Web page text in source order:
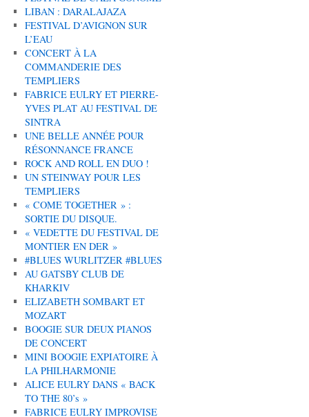
LIBAN : DARALAJAZA
FESTIVAL D’AVIGNON SUR
L’EAU
CONCERT À LA
COMMANDERIE DES
TEMPLIERS
FABRICE EULRY ET PIERRE-
YVES PLAT AU FESTIVAL DE
SINTRA
UNE BELLE ANNÉE POUR
RÉSONNANCE FRANCE
ROCK AND ROLL EN DUO !
UN STEINWAY POUR LES
TEMPLIERS
« COME TOGETHER » :
SORTIE DU DISQUE.
« VEDETTE DU FESTIVAL DE
MONTIER EN DER »
#BLUES WURLITZER #BLUES
AU GATSBY CLUB DE
KHARKIV
ELIZABETH SOMBART ET
MOZART
BOOGIE SUR DEUX PIANOS
DE CONCERT
MINI BOOGIE EXPIATOIRE À
LA PHILHARMONIE
ALICE EULRY DANS « BACK
TO THE 80’s »
FABRICE EULRY IMPROVISE